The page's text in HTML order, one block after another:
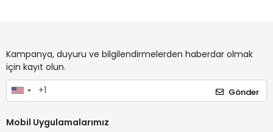
Kampanya, duyuru ve bilgilendirmelerden haberdar olmak
için kayıt olun.
Gönder
Mobil Uygulamalarımız